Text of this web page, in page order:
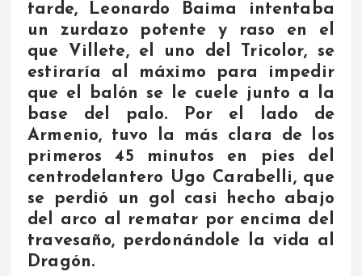
tarde, Leonardo Baima intentaba
un zurdazo potente y raso en el
que Villete, el uno del Tricolor, se
estiraría al máximo para impedir
que el balón se le cuele junto a la
base del palo. Por el lado de
Armenio, tuvo la más clara de los
primeros 45 minutos en pies del
centrodelantero Ugo Carabelli, que
se perdió un gol casi hecho abajo
del arco al rematar por encima del
travesaño, perdonándole la vida al
Dragón.